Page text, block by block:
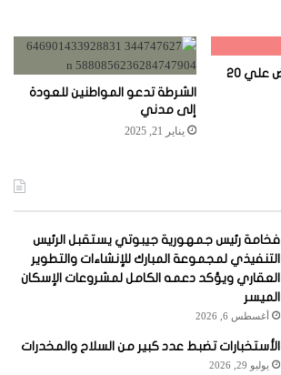
السلطات تطالب بالقبض علي ٢٠
الشرطة تدعو المواطنين للعودة
إلى مدني
يناير 21, 2025
فخامة رئيس جمهورية جيبوتي يستقبل الرئيس
التنفيذي لمجموعة المبارك للإنشاءات والتطوير
العقاري ويؤكد دعمه الكامل لمشروعات الإسكان
الميسر
أغسطس 6, 2026
الأستخبارات تضبط عدد كبير من السلاح والمخدرات
يوليو 29, 2026